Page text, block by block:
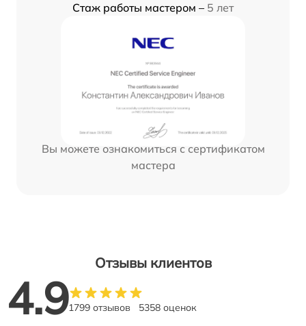
Стаж работы мастером – 5 лет
Вы можете ознакомиться с сертификатом
мастера
Отзывы клиентов
4.91799 отзывов 5358 оценок